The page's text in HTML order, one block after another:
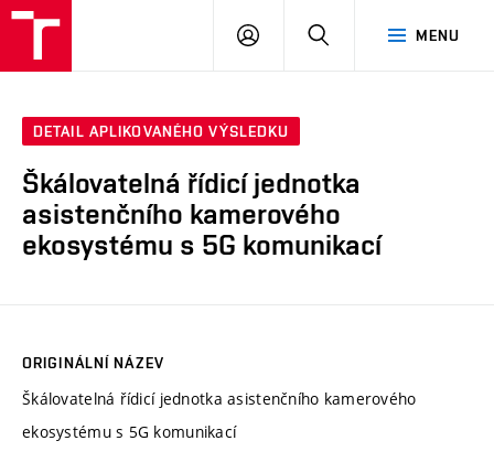
MENU
PŘIHLÁSIT
DETAIL APLIKOVANÉHO VÝSLEDKU
Škálovatelná řídicí jednotka
asistenčního kamerového
ekosystému s 5G komunikací
ORIGINÁLNÍ NÁZEV
Škálovatelná řídicí jednotka asistenčního kamerového
ekosystému s 5G komunikací